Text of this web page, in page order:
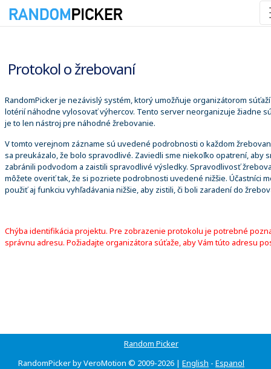
Protokol o žrebovaní
RandomPicker je nezávislý systém, ktorý umožňuje organizátorom
lotérií náhodne vylosovať výhercov. Tento server neorganizuje žiadne
je to len nástroj pre náhodné žrebovanie.
V tomto verejnom zázname sú uvedené podrobnosti o každom
sa preukázalo, že bolo spravodlivé. Zaviedli sme niekoľko opatrení, aby
zabránili podvodom a zaistili spravodlivé výsledky. Spravodlivosť
môžete overiť tak, že si pozriete podrobnosti uvedené nižšie. Účastníci
použiť aj funkciu vyhľadávania nižšie, aby zistili, či boli zaradení do
Chýba identifikácia projektu. Pre zobrazenie protokolu je potrebné
správnu adresu. Požiadajte organizátora súťaže, aby Vám túto adresu
Random Picker
RandomPicker by VeroMotion © 2009-2026 | English - Espanol